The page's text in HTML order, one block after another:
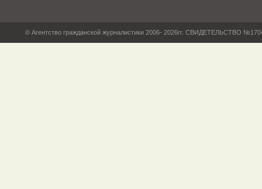
© Агентство гражданской журналистики 2006- 2026гг. СВИДЕТЕЛЬСТВО